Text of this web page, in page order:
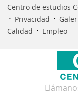
Centro de estudios
· Privacidad ·
Calidad · Empleo